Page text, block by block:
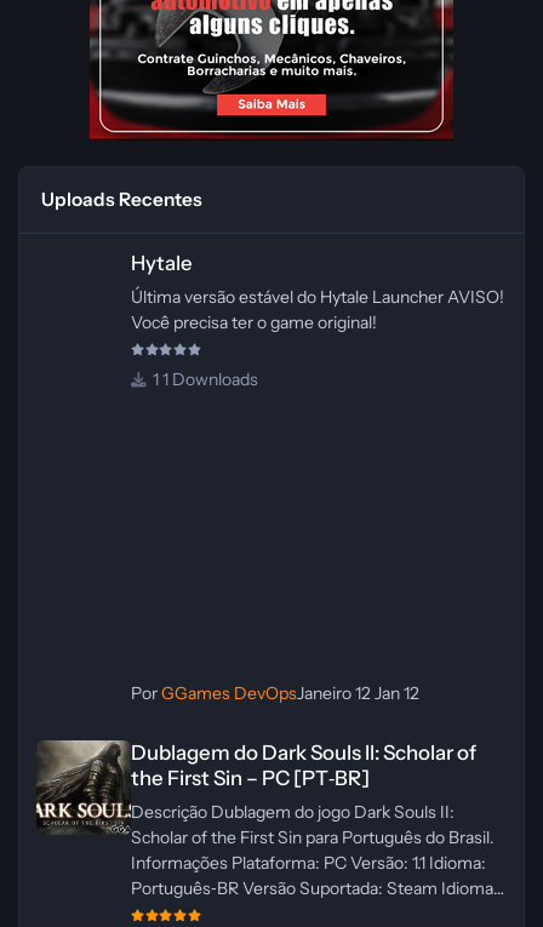
Uploads Recentes
Hytale
Última versão estável do Hytale Launcher AVISO!
Você precisa ter o game original!
1 Downloads
PorGGames DevOpsJaneiro 12Jan 12
Dublagem do Dark Souls II: Scholar of
the First Sin – PC [PT‑BR]
Descrição Dublagem do jogo Dark Souls II:
Scholar of the First Sin para Português do Brasil.
Informações Plataforma: PC Versão: 1.1 Idioma:
Português‑BR Versão Suportada: Steam Idioma
Suportado: Inglês Lançamento: 23/04/2025